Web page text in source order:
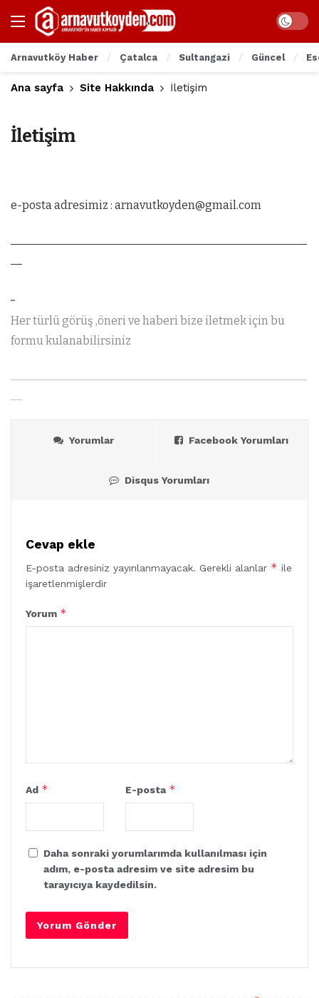
Arnavutköy Haber Çatalca Sultangazi Güncel
Ana sayfa Site Hakkında İletişim
İletişim
e-posta adresimiz : arnavutkoyden@gmail.com
Her türlü görüş ,öneri ve haberi bize iletmek için bu
formu kulanabilirsiniz
Yorumlar Facebook Yorumları
Disqus Yorumları
Cevap ekle
E-posta adresiniz yayınlanmayacak. Gerekli alanlar * ile
işaretlenmişlerdir
Yorum *
Ad * E-posta *
Daha sonraki yorumlarımda kullanılması için
adım, e-posta adresim ve site adresim bu
tarayıcıya kaydedilsin.